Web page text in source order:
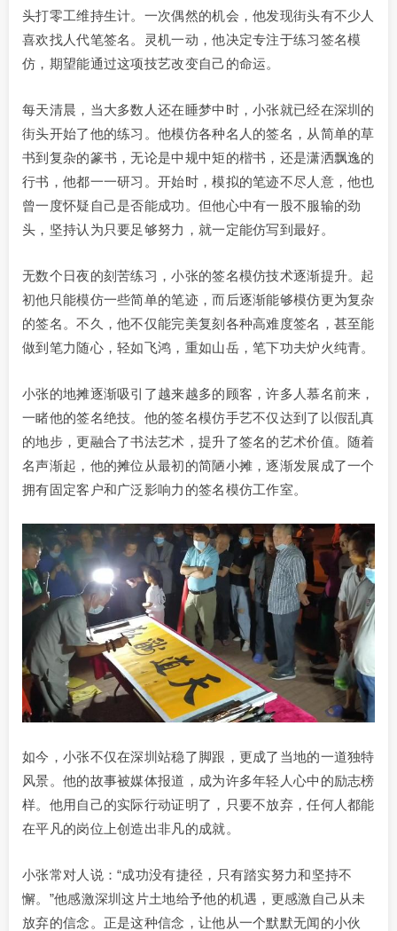
头打零工维持生计。一次偶然的机会，他发现街头有不少人
喜欢找人代笔签名。灵机一动，他决定专注于练习签名模
仿，期望能通过这项技艺改变自己的命运。
每天清晨，当大多数人还在睡梦中时，小张就已经在深圳的
街头开始了他的练习。他模仿各种名人的签名，从简单的草
书到复杂的篆书，无论是中规中矩的楷书，还是潇洒飘逸的
行书，他都一一研习。开始时，模拟的笔迹不尽人意，他也
曾一度怀疑自己是否能成功。但他心中有一股不服输的劲
头，坚持认为只要足够努力，就一定能仿写到最好。
无数个日夜的刻苦练习，小张的签名模仿技术逐渐提升。起
初他只能模仿一些简单的笔迹，而后逐渐能够模仿更为复杂
的签名。不久，他不仅能完美复刻各种高难度签名，甚至能
做到笔力随心，轻如飞鸿，重如山岳，笔下功夫炉火纯青。
小张的地摊逐渐吸引了越来越多的顾客，许多人慕名前来，
一睹他的签名绝技。他的签名模仿手艺不仅达到了以假乱真
的地步，更融合了书法艺术，提升了签名的艺术价值。随着
名声渐起，他的摊位从最初的简陋小摊，逐渐发展成了一个
拥有固定客户和广泛影响力的签名模仿工作室。
如今，小张不仅在深圳站稳了脚跟，更成了当地的一道独特
风景。他的故事被媒体报道，成为许多年轻人心中的励志榜
样。他用自己的实际行动证明了，只要不放弃，任何人都能
在平凡的岗位上创造出非凡的成就。
小张常对人说：“成功没有捷径，只有踏实努力和坚持不
懈。”他感激深圳这片土地给予他的机遇，更感激自己从未
放弃的信念。正是这种信念，让他从一个默默无闻的小伙